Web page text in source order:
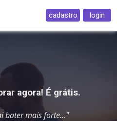
cadastro login
agora! É grátis.
bater mais forte..."